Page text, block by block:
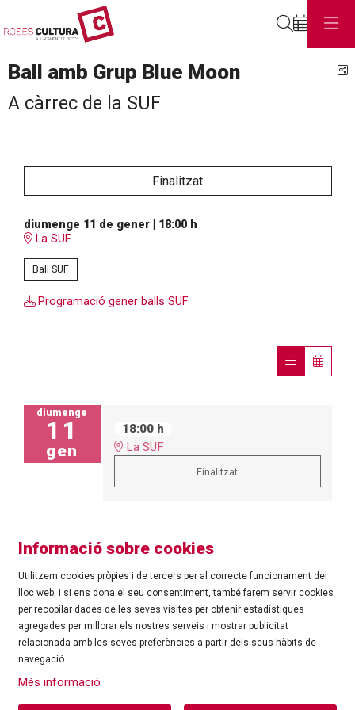
Ball amb Grup Blue Moon
A càrrec de la SUF
Finalitzat
diumenge 11 de gener| 18:00 h
La SUF
Ball SUF
Programació gener balls SUF
diumenge
11
gen
18:00 h
La SUF
Finalitzat
©Ajuntament de Roses| C/ Tarragona, 81 | 17480 ROSES
Tel.: 972 25 24 00 |cultura@roses.cat
Sitemap | Ús de Cookies
Informació sobre cookies
Utilitzem cookies pròpies i de tercers per al correcte funcionament del
lloc web, i si ens dona el seu consentiment, també farem servir cookies
per recopilar dades de les seves visites per obtenir estadístiques
agregades per millorar els nostres serveis i mostrar publicitat
relacionada amb les seves preferències a partir dels seus hàbits de
navegació.
Més informació